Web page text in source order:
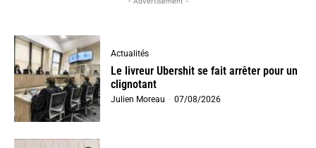
Actualités
Le livreur Ubershit se fait arrêter pour un
clignotant
Julien Moreau - 07/08/2026